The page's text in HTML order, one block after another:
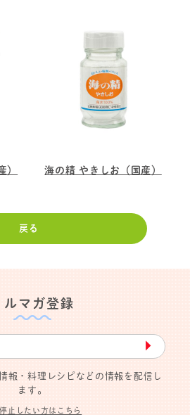
） 海の精 やきしお（国産）
戻る
ルマガ登録
▶︎
報・料理レシピなどの情報を配信し
ます。
止したい方はこちら